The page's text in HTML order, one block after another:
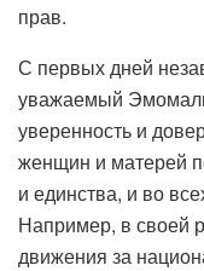
прав.
С первых дней
уважаемый
уверенность и
женщин и матерей
и единства, и во
Например, в своей
движения за